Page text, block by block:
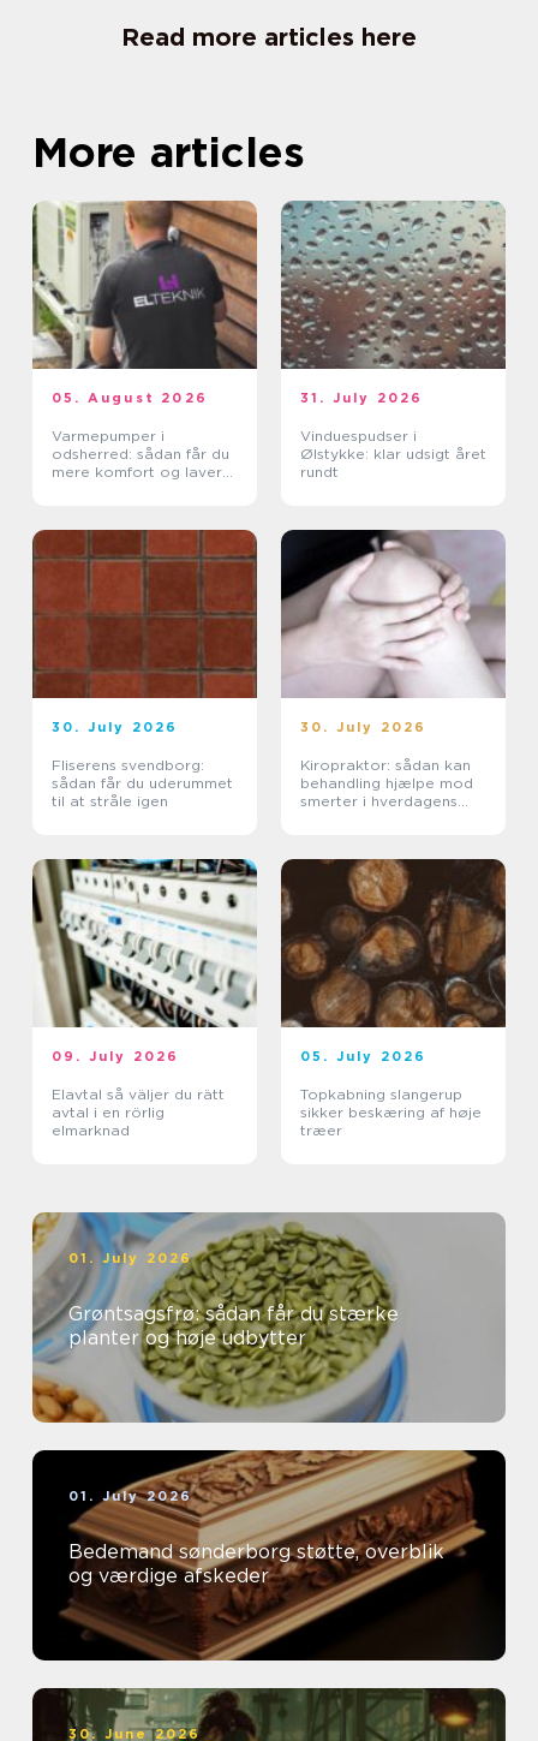
Read more articles here
More articles
05. August 2026
Varmepumper i
odsherred: sådan får du
mere komfort og lavere
31. July 2026
Vinduespudser i
Ølstykke: klar udsigt året
rundt
30. July 2026
Fliserens svendborg:
sådan får du uderummet
til at stråle igen
30. July 2026
Kiropraktor: sådan kan
behandling hjælpe mod
smerter i hverdagens
09. July 2026
Elavtal så väljer du rätt
avtal i en rörlig
elmarknad
05. July 2026
Topkabning slangerup
sikker beskæring af høje
træer
01. July 2026
Grøntsagsfrø: sådan får du stærke
planter og høje udbytter
01. July 2026
Bedemand sønderborg støtte, overblik
og værdige afskeder
30. June 2026